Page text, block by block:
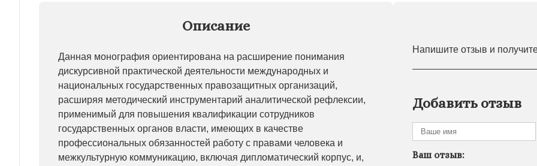
Описание
Данная монография ориентирована на расширение понимания
дискурсивной практической деятельности международных и
национальных государственных правозащитных организаций,
расширяя методический инструментарий аналитической рефлексии,
применимый для повышения квалификации сотрудников
государственных органов власти, имеющих в качестве
профессиональных обязанностей работу с правами человека и
межкультурную коммуникацию, включая дипломатический корпус, и,
Напишите отзыв и
Добавить отзыв
Ваш отзыв: